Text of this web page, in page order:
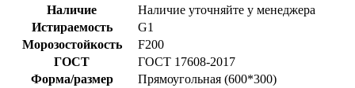
Наличие
Наличие уточняйте у менеджера
Истираемость
G1
Морозостойкость
F200
ГОСТ
ГОСТ 17608-2017
Форма/размер
Прямоугольная (600*300)